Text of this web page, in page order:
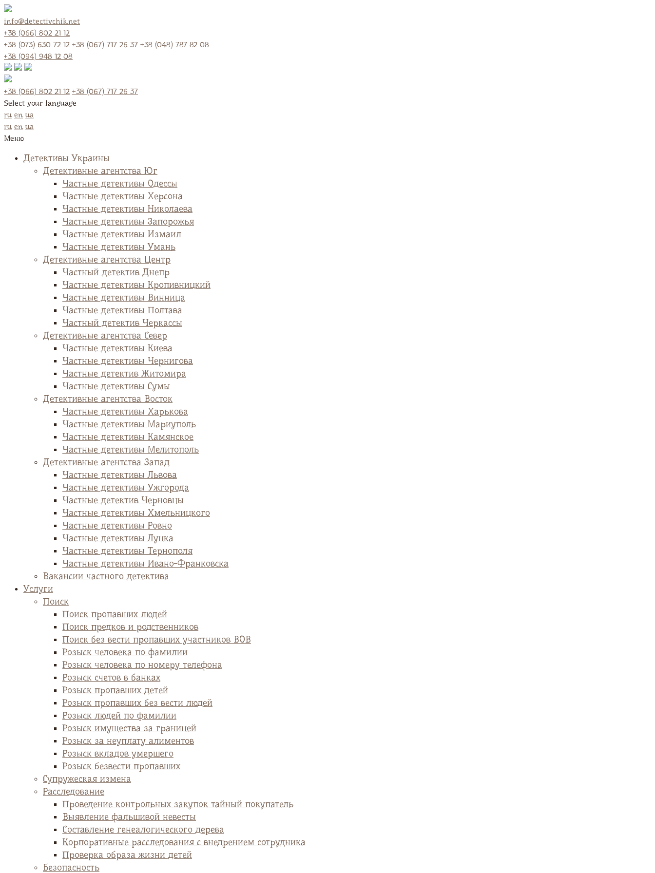
info@detectivchik.net
+38 (066) 802 21 12
+38 (073) 630 72 12 +38 (067) 717 26 37 +38 (048) 787 82 08
+38 (094) 948 12 08
+38 (066) 802 21 12 +38 (067) 717 26 37
Select your language
ru en ua
ru en ua
Меню
Детективы Украины
Детективные агентства Юг
Частные детективы Одессы
Частные детективы Херсона
Частные детективы Николаева
Частные детективы Запорожья
Частные детективы Измаил
Частные детективы Умань
Детективные агентства Центр
Частный детектив Днепр
Частные детективы Кропивницкий
Частные детективы Винница
Частные детективы Полтава
Частный детектив Черкассы
Детективные агентства Север
Частные детективы Киева
Частные детективы Чернигова
Частные детектив Житомира
Частные детективы Сумы
Детективные агентства Восток
Частные детективы Харькова
Частные детективы Мариуполь
Частные детективы Камянское
Частные детективы Мелитополь
Детективные агентства Запад
Частные детективы Львова
Частные детективы Ужгорода
Частные детектив Черновцы
Частные детективы Хмельницкого
Частные детективы Ровно
Частные детективы Луцка
Частные детективы Тернополя
Частные детективы Ивано-Франковска
Вакансии частного детектива
Услуги
Поиск
Поиск пропавших людей
Поиск предков и родственников
Поиск без вести пропавших участников ВОВ
Розыск человека по фамилии
Розыск человека по номеру телефона
Розыск счетов в банках
Розыск пропавших детей
Розыск пропавших без вести людей
Розыск людей по фамилии
Розыск имущества за границей
Розыск за неуплату алиментов
Розыск вкладов умершего
Розыск безвести пропавших
Супружеская измена
Расследование
Проведение контрольных закупок тайный покупатель
Выявление фальшивой невесты
Cоставление генеалогического дерева
Корпоративные расследования с внедрением сотрудника
Проверка образа жизни детей
Безопасность